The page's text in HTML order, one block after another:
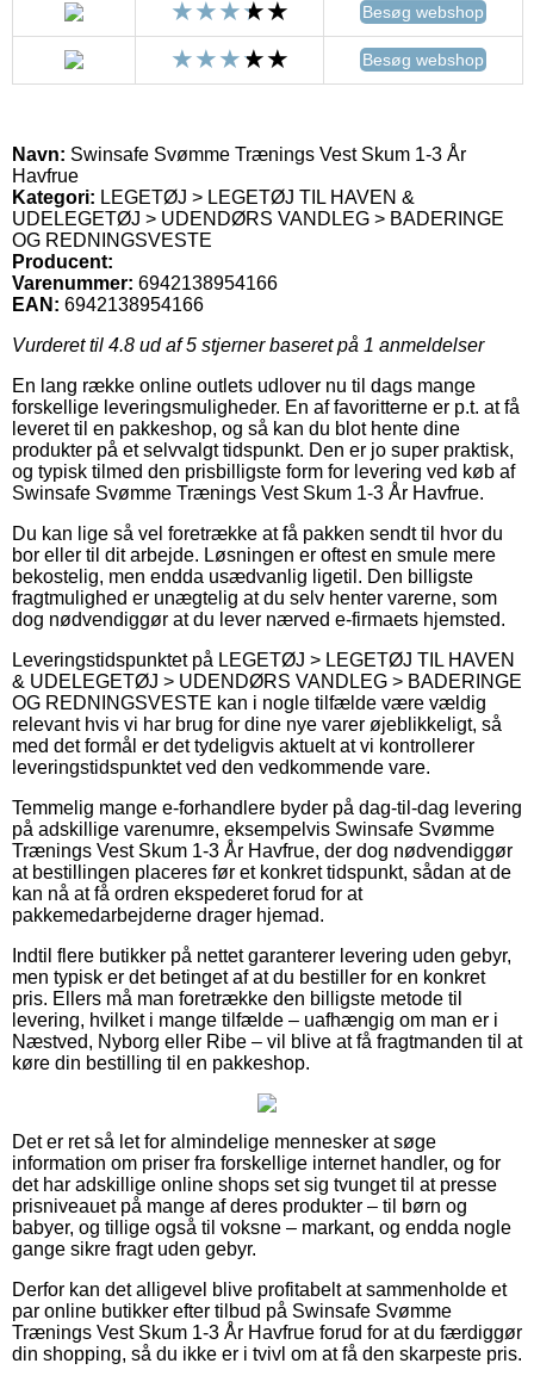
Besøg webshop
Besøg webshop
Navn: Swinsafe Svømme Trænings Vest Skum 1-3 År
Havfrue
Kategori: LEGETØJ > LEGETØJ TIL HAVEN &
UDELEGETØJ > UDENDØRS VANDLEG > BADERINGE
OG REDNINGSVESTE
Producent:
Varenummer: 6942138954166
EAN: 6942138954166
Vurderet til 4.8 ud af 5 stjerner baseret på 1 anmeldelser
En lang række online outlets udlover nu til dags mange
forskellige leveringsmuligheder. En af favoritterne er p.t. at få
leveret til en pakkeshop, og så kan du blot hente dine
produkter på et selvvalgt tidspunkt. Den er jo super praktisk,
og typisk tilmed den prisbilligste form for levering ved køb af
Swinsafe Svømme Trænings Vest Skum 1-3 År Havfrue.
Du kan lige så vel foretrække at få pakken sendt til hvor du
bor eller til dit arbejde. Løsningen er oftest en smule mere
bekostelig, men endda usædvanlig ligetil. Den billigste
fragtmulighed er unægtelig at du selv henter varerne, som
dog nødvendiggør at du lever nærved e-firmaets hjemsted.
Leveringstidspunktet på LEGETØJ > LEGETØJ TIL HAVEN
& UDELEGETØJ > UDENDØRS VANDLEG > BADERINGE
OG REDNINGSVESTE kan i nogle tilfælde være vældig
relevant hvis vi har brug for dine nye varer øjeblikkeligt, så
med det formål er det tydeligvis aktuelt at vi kontrollerer
leveringstidspunktet ved den vedkommende vare.
Temmelig mange e-forhandlere byder på dag-til-dag levering
på adskillige varenumre, eksempelvis Swinsafe Svømme
Trænings Vest Skum 1-3 År Havfrue, der dog nødvendiggør
at bestillingen placeres før et konkret tidspunkt, sådan at de
kan nå at få ordren ekspederet forud for at
pakkemedarbejderne drager hjemad.
Indtil flere butikker på nettet garanterer levering uden gebyr,
men typisk er det betinget af at du bestiller for en konkret
pris. Ellers må man foretrække den billigste metode til
levering, hvilket i mange tilfælde – uafhængig om man er i
Næstved, Nyborg eller Ribe – vil blive at få fragtmanden til at
køre din bestilling til en pakkeshop.
Det er ret så let for almindelige mennesker at søge
information om priser fra forskellige internet handler, og for
det har adskillige online shops set sig tvunget til at presse
prisniveauet på mange af deres produkter – til børn og
babyer, og tillige også til voksne – markant, og endda nogle
gange sikre fragt uden gebyr.
Derfor kan det alligevel blive profitabelt at sammenholde et
par online butikker efter tilbud på Swinsafe Svømme
Trænings Vest Skum 1-3 År Havfrue forud for at du færdiggør
din shopping, så du ikke er i tvivl om at få den skarpeste pris.